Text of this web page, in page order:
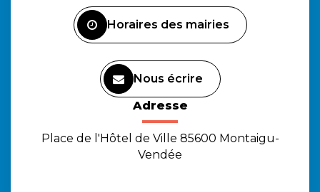
Horaires des mairies
Nous écrire
Adresse
Place de l'Hôtel de Ville 85600 Montaigu-
Vendée